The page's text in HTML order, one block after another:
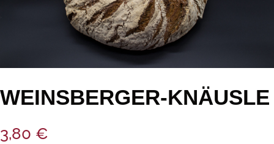
WEINSBERGER-KNÄUSLE
3,80 €